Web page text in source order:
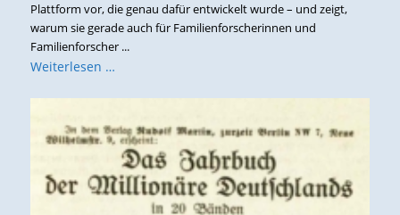
Plattform vor, die genau dafür entwickelt wurde – und zeigt,
warum sie gerade auch für Familienforscherinnen und
Familienforscher ...
Weiterlesen …